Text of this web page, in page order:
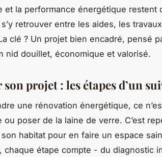
et la performance énergétique restent
retrouver entre les aides, les
clé ? Un projet bien encadré, pensé
nid douillet, économique et valorisé.
son projet : les étapes d’un
une rénovation énergétique, ce
ou poser de la laine de verre. C’est
habitat pour en faire un espace
chaque étape compte - du diagnostic